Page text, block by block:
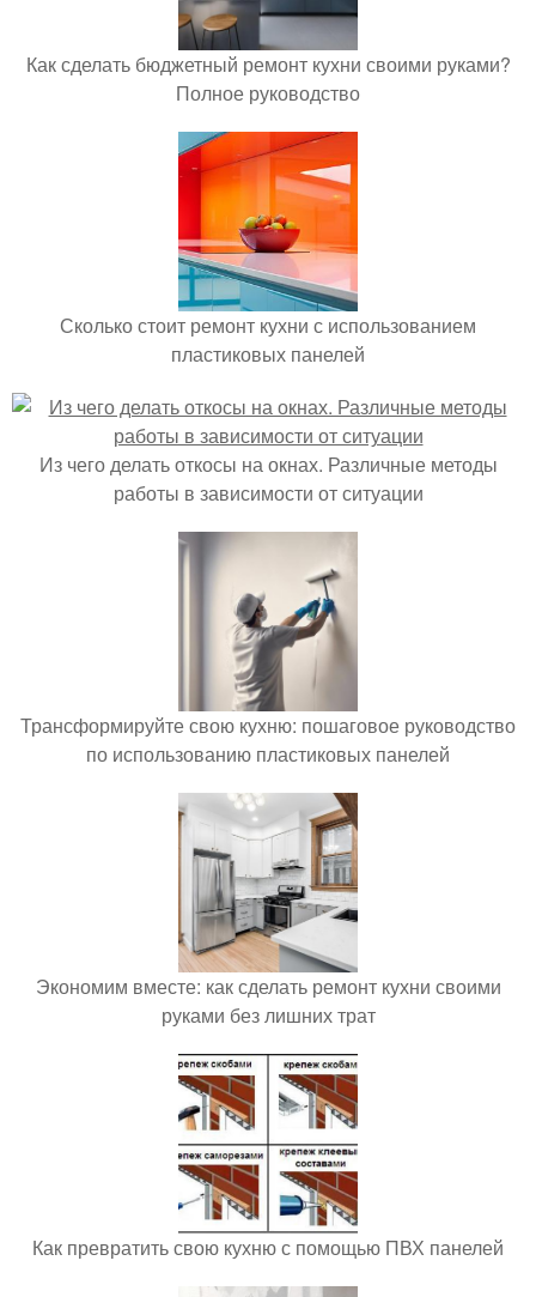
Как сделать бюджетный ремонт кухни своими руками?
Полное руководство
Сколько стоит ремонт кухни с использованием
пластиковых панелей
Из чего делать откосы на окнах. Различные методы
работы в зависимости от ситуации
Трансформируйте свою кухню: пошаговое руководство
по использованию пластиковых панелей
Экономим вместе: как сделать ремонт кухни своими
руками без лишних трат
Как превратить свою кухню с помощью ПВХ панелей